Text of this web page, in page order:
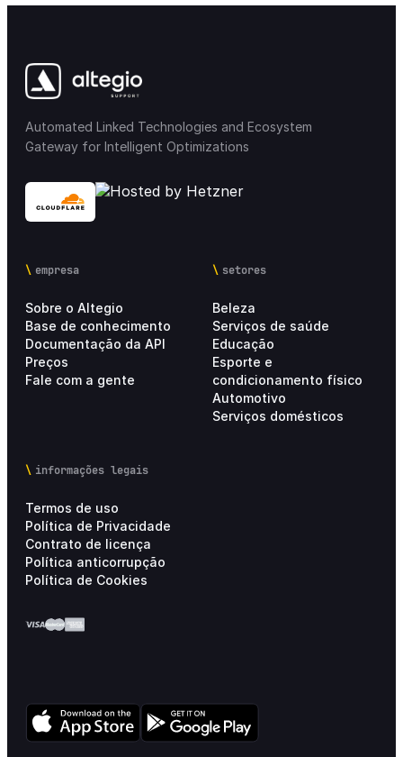
Automated Linked Technologies and Ecosystem
Gateway for Intelligent Optimizations
empresa
Sobre o Altegio
Base de conhecimento
Documentação da API
Preços
Fale com a gente
setores
Beleza
Serviços de saúde
Educação
Esporte e
condicionamento físico
Automotivo
Serviços domésticos
informações legais
Termos de uso
Política de Privacidade
Contrato de licença
Política anticorrupção
Política de Cookies